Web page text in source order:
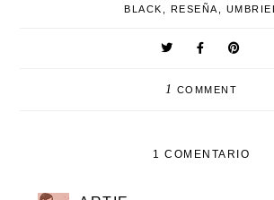
BLACK
RESEÑA UMBRIEL
1 COMMENT
1 COMENTARIO